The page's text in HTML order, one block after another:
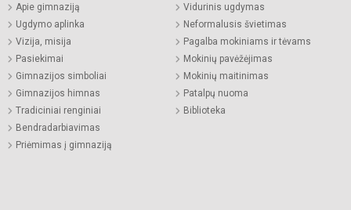
Apie gimnaziją
Ugdymo aplinka
Vizija, misija
Pasiekimai
Gimnazijos simboliai
Gimnazijos himnas
Tradiciniai renginiai
Bendradarbiavimas
Priėmimas į gimnaziją
Vidurinis ugdymas
Neformalusis švietimas
Pagalba mokiniams ir tėvams
Mokinių pavėžėjimas
Mokinių maitinimas
Patalpų nuoma
Biblioteka